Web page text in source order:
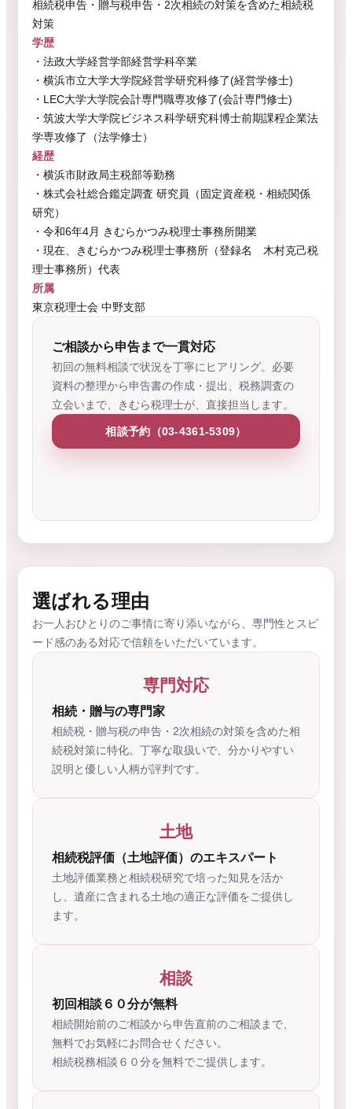
相続税申告・贈与税申告・2次相続の対策を含めた相続税
対策
学歴
・法政大学経営学部経営学科卒業
・横浜市立大学大学院経営学研究科修了(経営学修士)
・LEC大学大学院会計専門職専攻修了(会計専門修士)
・筑波大学大学院ビジネス科学研究科博士前期課程企業法
学専攻修了（法学修士）
経歴
・横浜市財政局主税部等勤務
・株式会社総合鑑定調査 研究員（固定資産税・相続関係
研究）
・令和6年4月 きむらかつみ税理士事務所開業
・現在、きむらかつみ税理士事務所（登録名 木村克己税
理士事務所）代表
所属
東京税理士会 中野支部
ご相談から申告まで一貫対応
初回の無料相談で状況を丁寧にヒアリング。必要
資料の整理から申告書の作成・提出、税務調査の
立会いまで、きむら税理士が、直接担当します。
相談予約（03-4361-5309）
選ばれる理由
お一人おひとりのご事情に寄り添いながら、専門性とスピ
ード感のある対応で信頼をいただいています。
専門対応
相続・贈与の専門家
相続税・贈与税の申告・2次相続の対策を含めた相
続税対策に特化。丁寧な取扱いで、分かりやすい
説明と優しい人柄が評判です。
土地
相続税評価（土地評価）のエキスパート
土地評価業務と相続税研究で培った知見を活か
し、遺産に含まれる土地の適正な評価をご提供し
ます。
相談
初回相談６０分が無料
相続開始前のご相談から申告直前のご相談まで、
無料でお気軽にお問合せください。
相続税務相談６０分を無料でご提供します。